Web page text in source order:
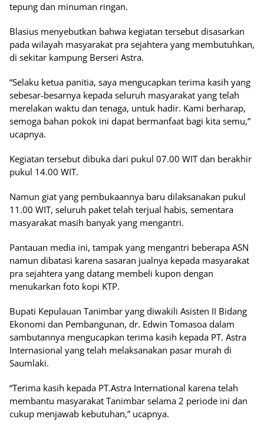
tepung dan minuman ringan.
Blasius menyebutkan bahwa kegiatan tersebut disasarkan
pada wilayah masyarakat pra sejahtera yang membutuhkan,
di sekitar kampung Berseri Astra.
“Selaku ketua panitia, saya mengucapkan terima kasih yang
sebesar-besarnya kepada seluruh masyarakat yang telah
merelakan waktu dan tenaga, untuk hadir. Kami berharap,
semoga bahan pokok ini dapat bermanfaat bagi kita semu,”
ucapnya.
Kegiatan tersebut dibuka dari pukul 07.00 WIT dan berakhir
pukul 14.00 WIT.
Namun giat yang pembukaannya baru dilaksanakan pukul
11.00 WIT, seluruh paket telah terjual habis, sementara
masyarakat masih banyak yang mengantri.
Pantauan media ini, tampak yang mengantri beberapa ASN
namun dibatasi karena sasaran jualnya kepada masyarakat
pra sejahtera yang datang membeli kupon dengan
menukarkan foto kopi KTP.
Bupati Kepulauan Tanimbar yang diwakili Asisten II Bidang
Ekonomi dan Pembangunan, dr. Edwin Tomasoa dalam
sambutannya mengucapkan terima kasih kepada PT. Astra
Internasional yang telah melaksanakan pasar murah di
Saumlaki.
“Terima kasih kepada PT.Astra International karena telah
membantu masyarakat Tanimbar selama 2 periode ini dan
cukup menjawab kebutuhan,” ucapnya.